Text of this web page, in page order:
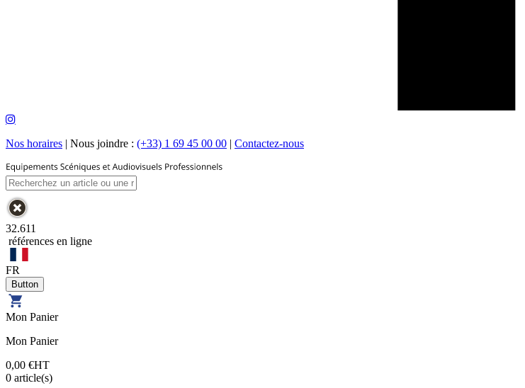
Nos horaires | Nous joindre : (+33) 1 69 45 00 00 | Contactez-nous
32.611
références en ligne
FR
Mon Panier
Mon Panier
0,00 €HT
0 article(s)